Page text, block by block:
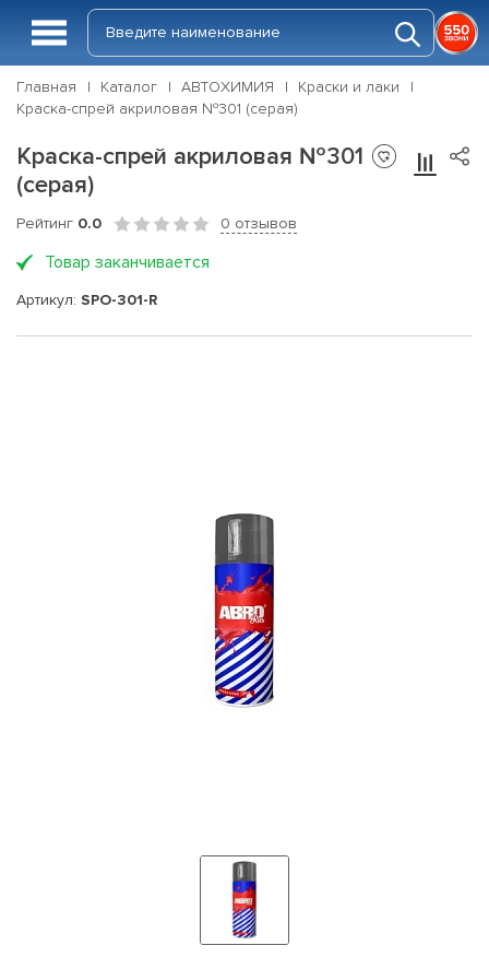
Главная Каталог АВТОХИМИЯ
Краски и лаки
Краска-спрей акриловая №301 (серая)
Краска-спрей акриловая №301
(серая)
Рейтинг 0.0 0 отзывов
Товар заканчивается
Артикул: SPO-301-R